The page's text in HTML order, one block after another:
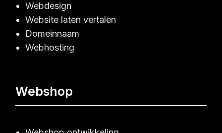
Webdesign
Website laten vertalen
Domeinnaam
Webhosting
Webshop